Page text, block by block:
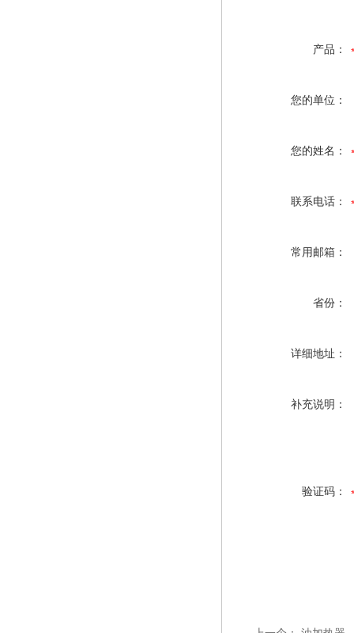
产品：
您的单位：
您的姓名：
联系电话：
常用邮箱：
省份：
详细地址：
补充说明：
验证码：